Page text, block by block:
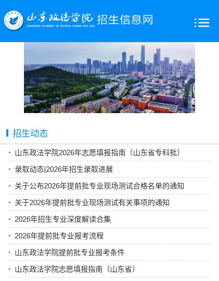
招生动态
山东政法学院2026年志愿填报指南（山东省专科批）
录取动态|2026年招生录取进展
关于公布2026年提前批专业现场测试合格名单的通知
关于2026年提前批专业现场测试有关事项的通知
2026年招生专业深度解读合集
2026年提前批专业报考流程
山东政法学院提前批专业报考条件
山东政法学院志愿填报指南（山东省）